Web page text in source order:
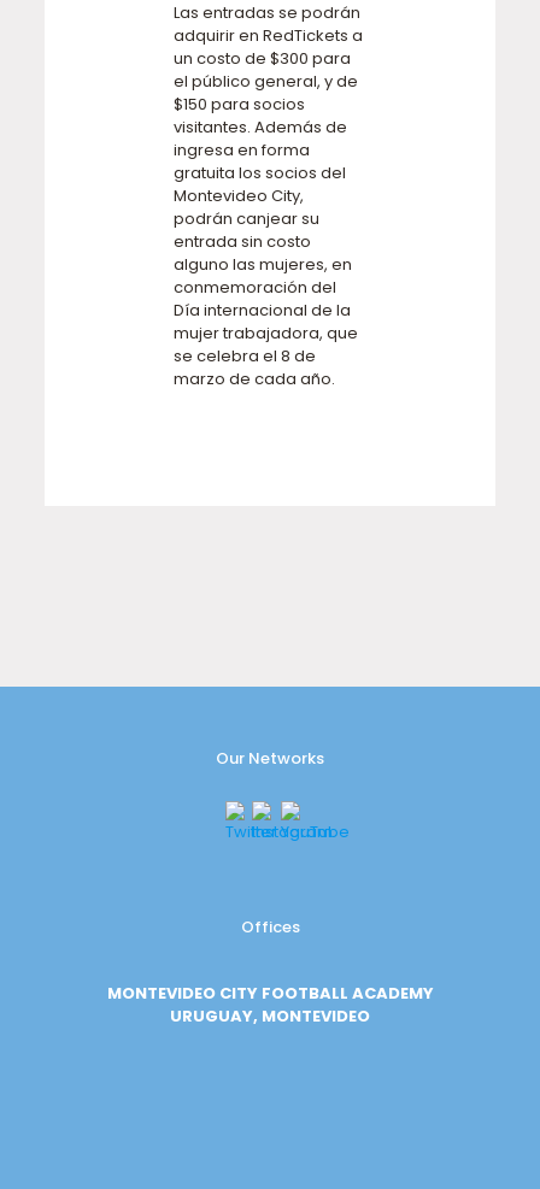
Las entradas se podrán
adquirir en RedTickets a
un costo de $300 para
el público general, y de
$150 para socios
visitantes. Además de
ingresa en forma
gratuita los socios del
Montevideo City,
podrán canjear su
entrada sin costo
alguno las mujeres, en
conmemoración del
Día internacional de la
mujer trabajadora, que
se celebra el 8 de
marzo de cada año.
Our Networks
Offices
MONTEVIDEO CITY FOOTBALL ACADEMY
URUGUAY, MONTEVIDEO